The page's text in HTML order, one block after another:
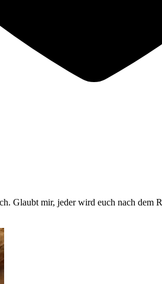
Glaubt mir, jeder wird euch nach